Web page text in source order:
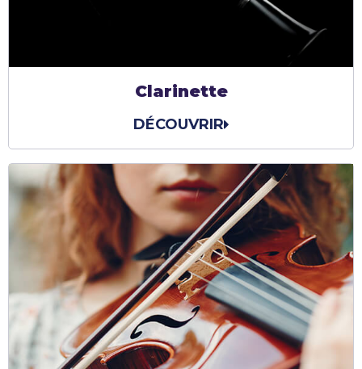
Clarinette
DÉCOUVRIR